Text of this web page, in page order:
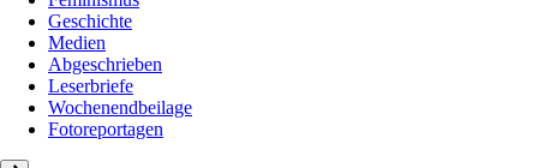
Geschichte
Medien
Abgeschrieben
Leserbriefe
Wochenendbeilage
Fotoreportagen